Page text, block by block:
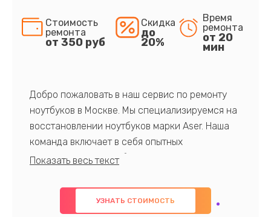
Стоимость
ремонта
от 350 руб
Скидка
до
20%
Время
ремонта
от 20
мин
Добро пожаловать в наш сервис по ремонту
ноутбуков в Москве. Мы специализируемся на
восстановлении ноутбуков марки Aser. Наша
команда включает в себя опытных
профессионалов с обширными знаниями и
предлагаем быстрый и качественный ремонт с
использованием оригинальных компонентов, а
УЗНАТЬ СТОИМОСТЬ